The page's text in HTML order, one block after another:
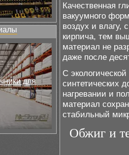
для
Качественная
вакуумного
воздух и влагу,
кирпича, тем
материал не
даже после
С
синтетических
нагревании и
материал
стабильный
Обжиг и